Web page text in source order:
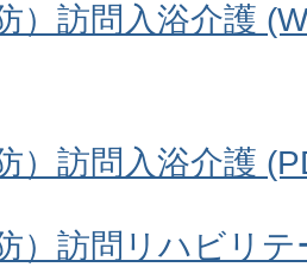
）訪問入浴介護
）訪問入浴介護
）訪問リハビリ